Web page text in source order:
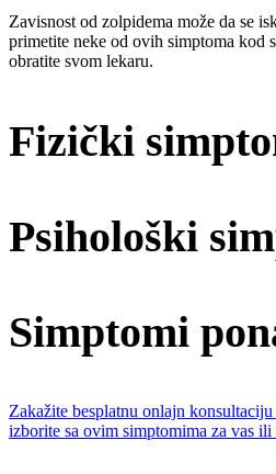
Zavisnost od zolpidema može da se
primetite neke od ovih simptoma kod
obratite svom lekaru.
Fizički
Psihološki
Simptomi
Zakažite besplatnu onlajn
izborite sa ovim simptomima za vas